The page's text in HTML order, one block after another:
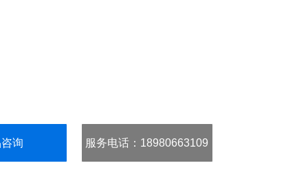
询 服务电话 ：18980663109